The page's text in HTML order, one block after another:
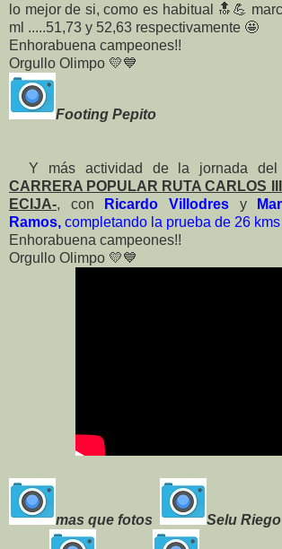
lo mejor de si, como es habitual 🔝 💪
ml .....51,73 y 52,63 respectivamente 🤩
Enhorabuena campeones!!
Orgullo Olimpo 💛💙
Footing Pepito
Y más actividad de la jornada
CARRERA POPULAR RUTA CARLOS
ECIJA-, con Ricardo Villodres yMar
Ramos, completando la prueba de 26
Enhorabuena campeones!!
Orgullo Olimpo 💛💙
mas que fotos Selu Riego